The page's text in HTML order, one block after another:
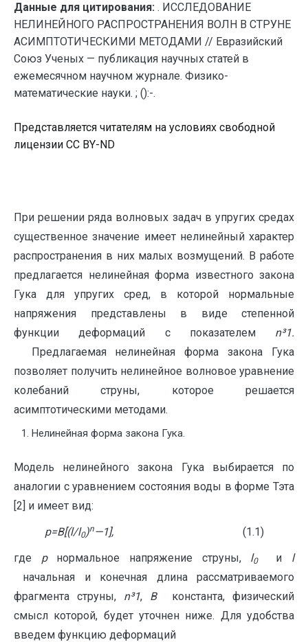
Данные для цитирования: . ИССЛЕДОВАНИЕ
НЕЛИНЕЙНОГО РАСПРОСТРАНЕНИЯ ВОЛН В СТРУНЕ
АСИМПТОТИЧЕСКИМИ МЕТОДАМИ // Евразийский
Союз Ученых — публикация научных статей в
ежемесячном научном журнале. Физико-
математические науки. ; ():-.
Представляется читателям на условиях свободной
лицензии CC BY-ND
При решении ряда волновых задач в упругих средах
существенное значение имеет нелинейный характер
распространения в них малых возмущений. В работе
предлагается нелинейная форма известного закона
Гука для упругих сред, в которой нормальные
напряжения представлены в виде степенной
функции деформаций с показателем n³1.
Предлагаемая нелинейная форма закона Гука
позволяет получить нелинейное волновое уравнение
колебаний струны, которое решается
асимптотическими методами.
Нелинейная форма закона Гука.
Модель нелинейного закона Гука выбирается по
аналогии с уравнением состояния воды в форме Тэта
[2] и имеет вид:
p=B[(l/l0)n—1], (1.1)
где pнормальное напряжение струны, l0 и l
начальная и конечная длина рассматриваемого
фрагмента струны, n³1, Bконстанта, физический
смысл которой, будет уточнен ниже. Для удобства
введем функцию деформаций